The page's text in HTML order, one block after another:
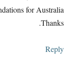
for Australia
Thanks
.
Reply